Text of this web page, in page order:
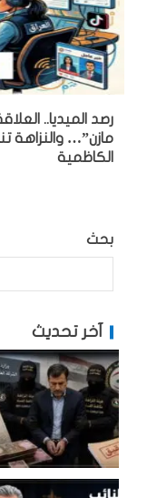
مازن”… والنزاهة
الكاظمية
بحث
آخر تحديث